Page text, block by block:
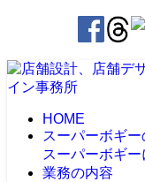
HOME
スーパーボギ
スーパーボギ
業務の内容